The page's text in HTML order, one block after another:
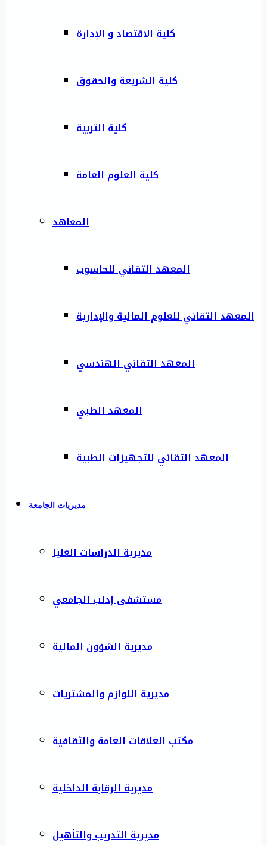
كلية الاقتصاد و الإدارة
كلية الشريعة والحقوق
كلية التربية
كلية العلوم العامة
المعاهد
المعهد التقاني للحاسوب
المعهد التقاني للعلوم المالية والإدارية
المعهد التقاني الهندسي
المعهد الطبي
المعهد التقاني للتجهيزات الطبية
مديريات الجامعة
مديرية الدراسات العليا
مستشفى إدلب الجامعي
مديرية الشؤون المالية
مديرية اللوازم والمشتريات
مكتب العلاقات العامة والثقافية
مديرية الرقابة الداخلية
مديرية التدريب والتأهيل